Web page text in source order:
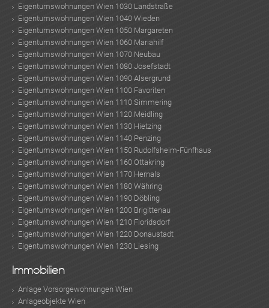
Eigentumswohnungen Wien 1030 Landstraße
Eigentumswohnungen Wien 1040 Wieden
Eigentumswohnungen Wien 1050 Margareten
Eigentumswohnungen Wien 1060 Mariahilf
Eigentumswohnungen Wien 1070 Neubau
Eigentumswohnungen Wien 1080 Josefstadt
Eigentumswohnungen Wien 1090 Alsergrund
Eigentumswohnungen Wien 1100 Favoriten
Eigentumswohnungen Wien 1110 Simmering
Eigentumswohnungen Wien 1120 Meidling
Eigentumswohnungen Wien 1130 Hietzing
Eigentumswohnungen Wien 1140 Penzing
Eigentumswohnungen Wien 1150 Rudolfsheim-Fünfhaus
Eigentumswohnungen Wien 1160 Ottakring
Eigentumswohnungen Wien 1170 Hernals
Eigentumswohnungen Wien 1180 Währing
Eigentumswohnungen Wien 1190 Döbling
Eigentumswohnungen Wien 1200 Brigittenau
Eigentumswohnungen Wien 1210 Floridsdorf
Eigentumswohnungen Wien 1220 Donaustadt
Eigentumswohnungen Wien 1230 Liesing
Immobilien
Anlage Vorsorgewohnungen Wien
Anlageobjekte Wien